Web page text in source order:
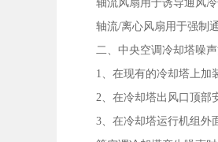
轴流/离心风扇用于强制
二、中央空调冷却塔噪
1、在现有的冷却塔上加
2、在冷却塔出风口顶部
3、在冷却塔运行机组外